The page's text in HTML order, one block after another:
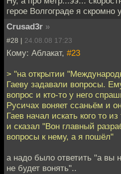
герое Волгограде я скромно
Crusad3r »
#28 | 24.08.08 17:23
Кому: Аблакат, #23
> "на открытии
Гаеву задавали вопросы.
вопрос и кто-то у него
Русичах воняет ссаньём и
Гаев начал искать кого то
и сказал "Вон главный
вопросы к нему, а я пошёл"
а надо было ответить "а вы
не будет вонять"..